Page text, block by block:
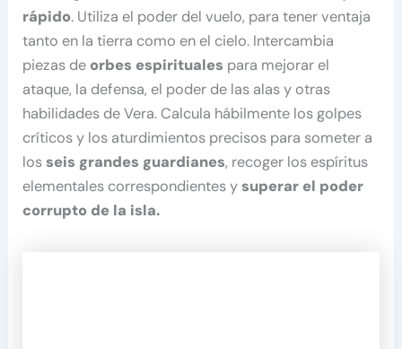
rápido. Utiliza el poder del vuelo, para tener ventaja
tanto en la tierra como en el cielo. Intercambia
piezas de orbes espirituales para mejorar el
ataque, la defensa, el poder de las alas y otras
habilidades de Vera. Calcula hábilmente los golpes
críticos y los aturdimientos precisos para someter a
losseis grandes guardianes, recoger los espíritus
elementales correspondientes ysuperar el poder
corrupto de la isla.